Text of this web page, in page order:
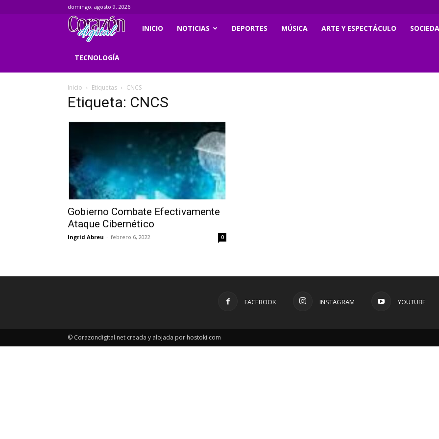
domingo, agosto 9, 2026
Corazondigital.net
INICIO NOTICIAS DEPORTES MÚSICA ARTE Y ESPECTÁCULO
TECNOLOGÍA
Inicio Etiquetas CNCS
Etiqueta: CNCS
Gobierno Combate Efectivamente
Ataque Cibernético
Ingrid Abreu - febrero 6, 2022 0
FACEBOOK INSTAGRAM YOUTUBE
© Corazondigital.net creada y alojada por hostoki.com